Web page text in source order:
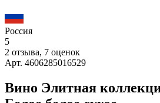
Россия
5
2 отзыва, 7 оценок
Арт. 4606285016529
Вино Элитная